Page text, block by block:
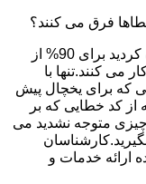
فرق می کنند؟
ارور یا کدخطاهایی که در جدول بالا مشاهده کردید برای 90% از
کنند.تنها با
که برای یخچال پیش
از کد خطایی که بر
متوجه نشدید می
09194828760 تماس بگیرید.کارشناسان
24 ساعته آماده ارائه خدمات و